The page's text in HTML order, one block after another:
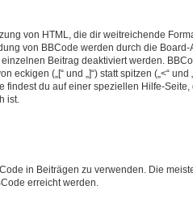
von HTML, die dir weitreichende
von BBCode werden durch die
Beitrag deaktiviert werden.
eckigen („[“ und „]“) statt spitzen („<“
findest du auf einer speziellen Hilfe-
ist.
in Beiträgen zu verwenden. Die
erreicht werden.